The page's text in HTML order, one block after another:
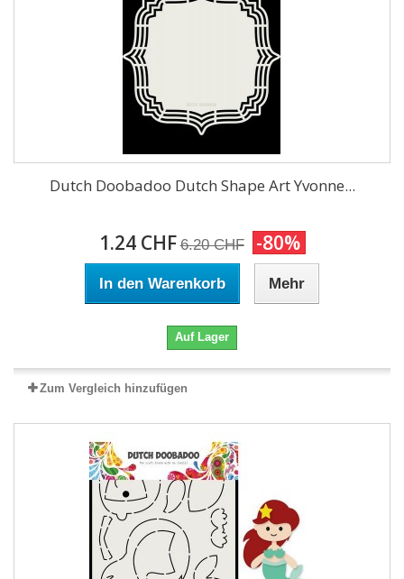
Dutch Doobadoo Dutch Shape Art Yvonne...
1.24 CHF 6.20 CHF -80%
In den Warenkorb Mehr
Auf Lager
Zum Vergleich hinzufügen